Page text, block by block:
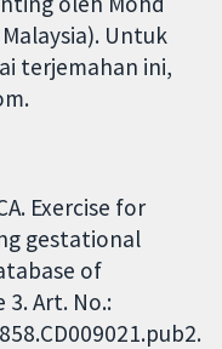
Untuk
terjemahan ini,
Exercise for
gestational
of
3. Art. No.: